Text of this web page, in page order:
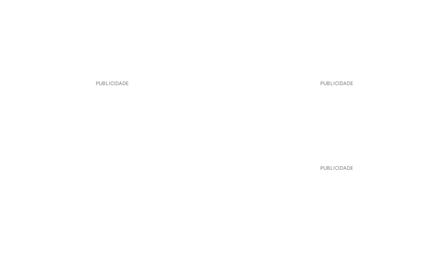
PUBLICIDADE PUBLICIDADE
PUBLICIDADE